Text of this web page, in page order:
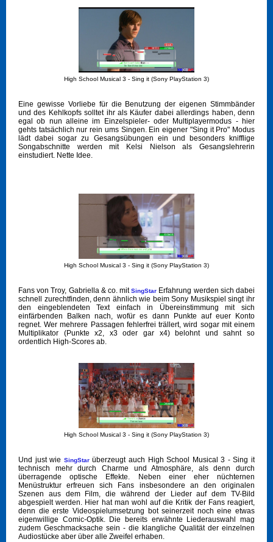
High School Musical 3 - Sing it (Sony PlayStation 3)
Eine gewisse Vorliebe für die Benutzung der eigenen Stimmbänder
und des Kehlkopfs solltet ihr als Käufer dabei allerdings haben, denn
egal ob nun alleine im Einzelspieler- oder Multiplayermodus - hier
gehts tatsächlich nur rein ums Singen. Ein eigener "Sing it Pro" Modus
lädt dabei sogar zu Gesangsübungen ein und besonders knifflige
Songabschnitte werden mit Kelsi Nielson als Gesangslehrerin
einstudiert. Nette Idee.
High School Musical 3 - Sing it (Sony PlayStation 3)
Fans von Troy, Gabriella & co. mitSingStar Erfahrung werden sich dabei
schnell zurechtfinden, denn ähnlich wie beim Sony Musikspiel singt ihr
den eingeblendeten Text einfach in Übereinstimmung mit sich
einfärbenden Balken nach, wofür es dann Punkte auf euer Konto
regnet. Wer mehrere Passagen fehlerfrei trällert, wird sogar mit einem
Multiplikator (Punkte x2, x3 oder gar x4) belohnt und sahnt so
ordentlich High-Scores ab.
High School Musical 3 - Sing it (Sony PlayStation 3)
Und just wie SingStarüberzeugt auch High School Musical 3 - Sing it
technisch mehr durch Charme und Atmosphäre, als denn durch
überragende optische Effekte. Neben einer eher nüchternen
Menüstruktur erfreuen sich Fans insbesondere an den originalen
Szenen aus dem Film, die während der Lieder auf dem TV-Bild
abgespielt werden. Hier hat man wohl auf die Kritik der Fans reagiert,
denn die erste Videospielumsetzung bot seinerzeit noch eine etwas
eigenwillige Comic-Optik. Die bereits erwähnte Liederauswahl mag
zudem Geschmacksache sein - die klangliche Qualität der einzelnen
Audiostücke aber über alle Zweifel erhaben.